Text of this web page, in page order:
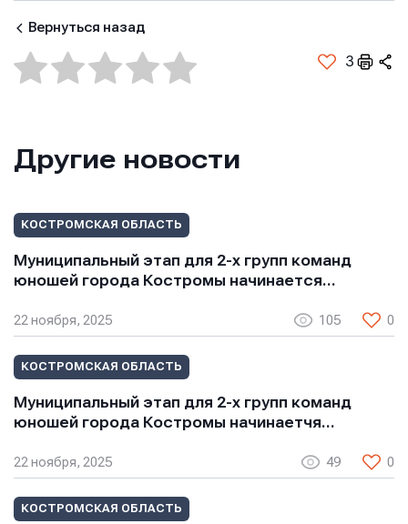
Вернуться назад
3
Другие новости
КОСТРОМСКАЯ ОБЛАСТЬ
Муниципальный этап для 2-х групп команд
юношей города Костромы начинается…
22 ноября, 2025 105 0
КОСТРОМСКАЯ ОБЛАСТЬ
Муниципальный этап для 2-х групп команд
юношей города Костромы начинаетчя…
22 ноября, 2025 49 0
КОСТРОМСКАЯ ОБЛАСТЬ
E-mail
Отправить
условиями обработки персональных данных
E-mail
Отправить
условиями обработки персональных данных
Сообщение
Отправить
Нажимая кнопку “Отправить”, вы соглашаетесь с
условиями обработки персональных данных